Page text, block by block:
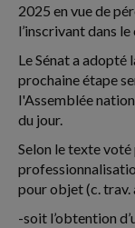
2025 en vue de
l’inscrivant dans
Le Sénat a
prochaine étape
l'Assemblée
du jour.
Selon le texte
pour objet (c. trav.
-soit l’obtention